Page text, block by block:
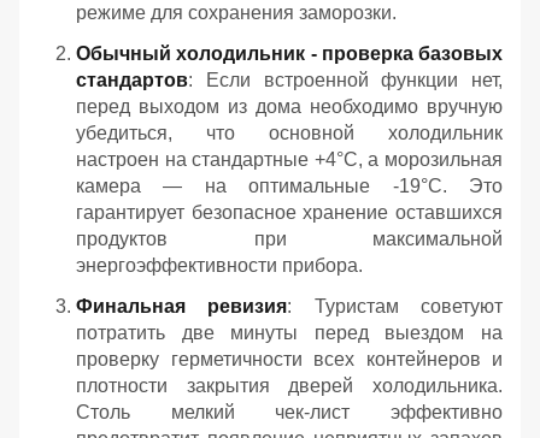
режиме для сохранения заморозки.
Обычный холодильник - проверка базовых
стандартов: Если встроенной функции нет,
перед выходом из дома необходимо вручную
убедиться, что основной холодильник
настроен на стандартные +4°C, а морозильная
камера — на оптимальные -19°C. Это
гарантирует безопасное хранение оставшихся
продуктов при максимальной
энергоэффективности прибора.
Финальная ревизия: Туристам советуют
потратить две минуты перед выездом на
проверку герметичности всех контейнеров и
плотности закрытия дверей холодильника.
Столь мелкий чек-лист эффективно